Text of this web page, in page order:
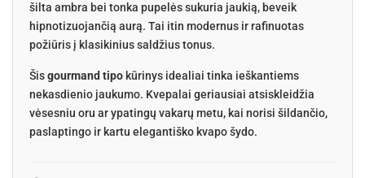
šilta ambra bei tonka pupelės sukuria jaukią, beveik
hipnotizuojančią aurą. Tai itin modernus ir rafinuotas
požiūris į klasikinius saldžius tonus.
Šisgourmand tipo kūrinys idealiai tinka ieškantiems
nekasdienio jaukumo. Kvepalai geriausiai atsiskleidžia
vėsesniu oru ar ypatingų vakarų metu, kai norisi šildančio,
paslaptingo ir kartu elegantiško kvapo šydo.